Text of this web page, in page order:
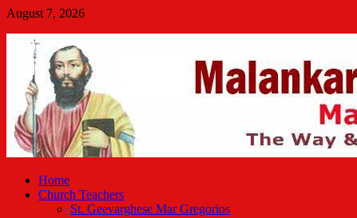
Skip
content
August 7, 2026
Malankara Orthodox TV
Home
Church Teachers
St. Geevarghese Mar Gregorios